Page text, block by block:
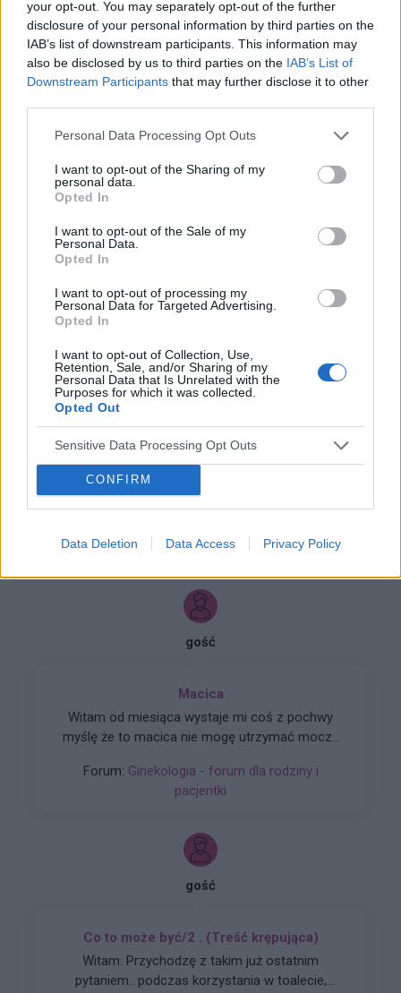
your opt-out. You may separately opt-out of the further
disclosure of your personal information by third parties on the
IAB’s list of downstream participants. This information may
also be disclosed by us to third parties on the IAB’s List of
Downstream Participants that may further disclose it to other
Personal Data Processing Opt Outs
I want to opt-out of the Sharing of my
personal data.
Opted In
I want to opt-out of the Sale of my
Personal Data.
Opted In
I want to opt-out of processing my
Personal Data for Targeted Advertising.
Opted In
I want to opt-out of Collection, Use,
Retention, Sale, and/or Sharing of my
Personal Data that Is Unrelated with the
Purposes for which it was collected.
Opted Out
Sensitive Data Processing Opt Outs
CONFIRM
Data Deletion Data Access Privacy Policy
Dodaj zdjęcie:
Dopuszczalne formaty pliku graficznego: jpg, jpeg , png.
Rozmiar zdjęcia nie powinien przekraczać 0.6MB.
Wyświetl podpis
Wysyłaj powiadomienia o odpowiedzi
WYŚLIJ
2
ZOBACZ INNE DYSKUSJE
gość
Macica
Witam od miesiąca wystaje mi coś z pochwy
myślę że to macica nie mogę utrzymać moczu
Forum: Ginekologia - forum dla rodziny i
pacjentki
gość
Co to może być/2 . (Treść krępująca)
Witam. Przychodzę z takim już ostatnim
pytaniem.. podczas korzystania w toalecie,